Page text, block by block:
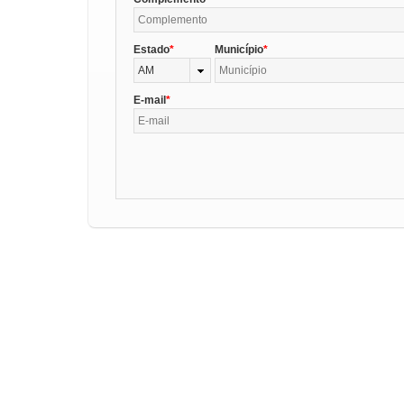
Estado
AM
Município
E-mail